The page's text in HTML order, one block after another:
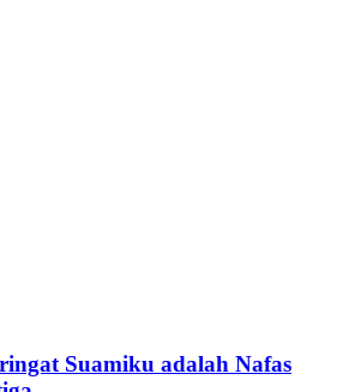
Suamiku adalah Nafas